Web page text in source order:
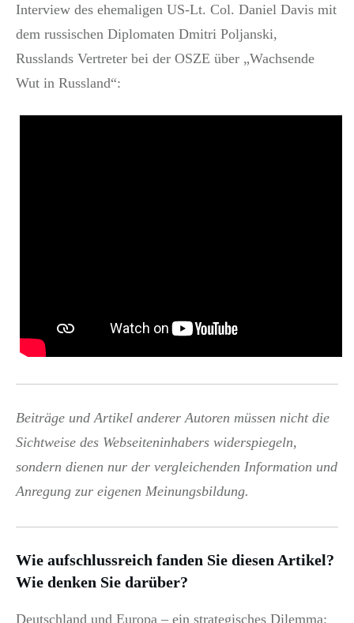
Interview des ehemaligen US-Lt. Col. Daniel Davis mit
dem russischen Diplomaten Dmitri Poljanski,
Russlands Vertreter bei der OSZE über „Wachsende
Wut in Russland“:
Beiträge und Artikel anderer Autoren müssen nicht die
Sichtweise des Webseiteninhabers widerspiegeln,
sondern dienen nur der vergleichenden Information und
Anregung zur eigenen Meinungsbildung.
Wie aufschlussreich fanden Sie diesen Artikel?
Wie denken Sie darüber?
Deutschland und Europa – ein strategisches Dilemma: